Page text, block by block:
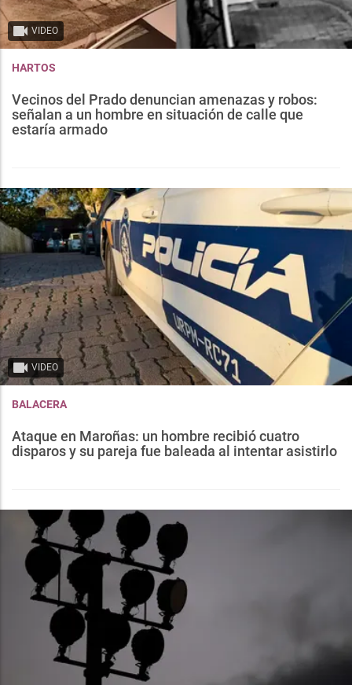
VIDEO
HARTOS
Vecinos del Prado denuncian amenazas y robos:
señalan a un hombre en situación de calle que
estaría armado
VIDEO
BALACERA
Ataque en Maroñas: un hombre recibió cuatro
disparos y su pareja fue baleada al intentar asistirlo